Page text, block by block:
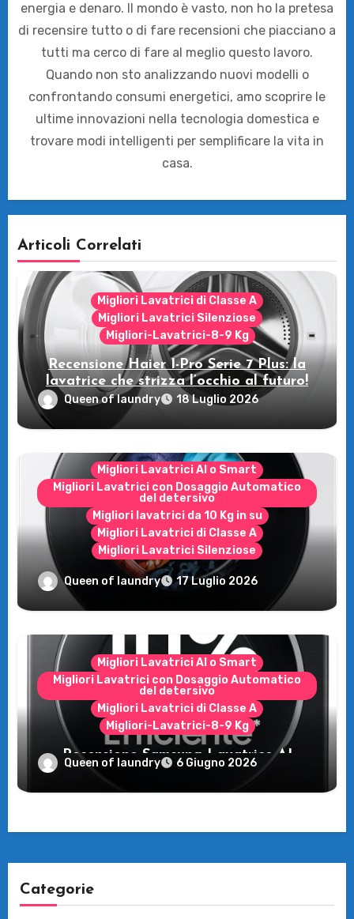
energia e denaro. Il mondo è vasto, non ho la pretesa
di recensire tutto o di fare recensioni che piacciano a
tutti ma cerco di fare al meglio questo lavoro.
Quando non sto analizzando nuovi modelli o
confrontando consumi energetici, amo scoprire le
ultime innovazioni nella tecnologia domestica e
trovare modi intelligenti per semplificare la vita in
casa.
Articoli Correlati
Migliori Lavatrici di Classe A
Migliori Lavatrici Silenziose
Migliori-Lavatrici-8-9 Kg
Recensione Haier I-Pro Serie 7 Plus: la
lavatrice che strizza l’occhio al futuro!
Queen of laundry 18 Luglio 2026
Migliori Lavatrici AI o Smart
Migliori Lavatrici con Dosaggio Automatico
del detersivo
Migliori lavatrici da 10 Kg in su
Migliori Lavatrici di Classe A
Migliori Lavatrici Silenziose
Recensione Samsung Bespoke AI
WW11DB7B94GE/U3: la lavatrice
intelligente che fa risparmiare
Queen of laundry 17 Luglio 2026
Migliori Lavatrici AI o Smart
Migliori Lavatrici con Dosaggio Automatico
del detersivo
Migliori Lavatrici di Classe A
Migliori-Lavatrici-8-9 Kg
Recensione Samsung Lavatrice AI
Control: tecnologia e risparmio per il tuo
Queen of laundry 6 Giugno 2026
Categorie